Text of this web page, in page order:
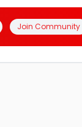
Join Community